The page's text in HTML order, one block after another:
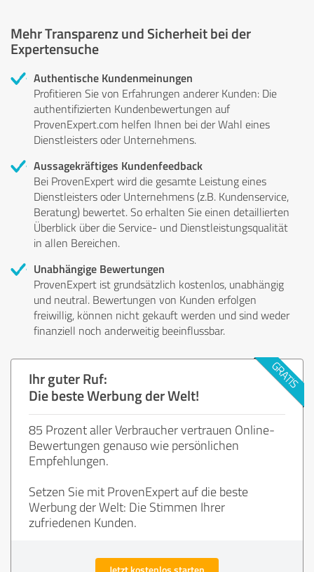
Mehr Transparenz und Sicherheit bei der
Expertensuche
Authentische Kundenmeinungen
Profitieren Sie von Erfahrungen anderer Kunden: Die
authentifizierten Kundenbewertungen auf
ProvenExpert.com helfen Ihnen bei der Wahl eines
Dienstleisters oder Unternehmens.
Aussagekräftiges Kundenfeedback
Bei ProvenExpert wird die gesamte Leistung eines
Dienstleisters oder Unternehmens (z.B. Kundenservice,
Beratung) bewertet. So erhalten Sie einen detaillierten
Überblick über die Service- und Dienstleistungsqualität
in allen Bereichen.
Unabhängige Bewertungen
ProvenExpert ist grundsätzlich kostenlos, unabhängig
und neutral. Bewertungen von Kunden erfolgen
freiwillig, können nicht gekauft werden und sind weder
finanziell noch anderweitig beeinflussbar.
Ihr guter Ruf:
Die beste Werbung der Welt!
85 Prozent aller Verbraucher vertrauen Online-
Bewertungen genauso wie persönlichen
Empfehlungen.
Setzen Sie mit ProvenExpert auf die beste
Werbung der Welt: Die Stimmen Ihrer
zufriedenen Kunden.
Jetzt kostenlos starten